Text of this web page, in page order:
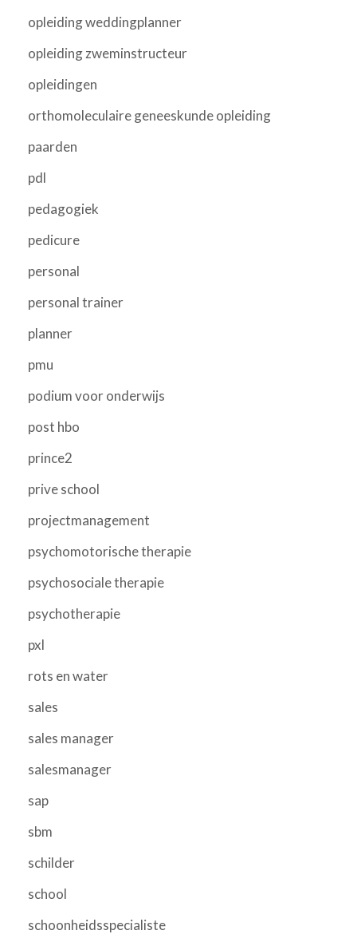
opleiding weddingplanner
opleiding zweminstructeur
opleidingen
orthomoleculaire geneeskunde opleiding
paarden
pdl
pedagogiek
pedicure
personal
personal trainer
planner
pmu
podium voor onderwijs
post hbo
prince2
prive school
projectmanagement
psychomotorische therapie
psychosociale therapie
psychotherapie
pxl
rots en water
sales
sales manager
salesmanager
sap
sbm
schilder
school
schoonheidsspecialiste